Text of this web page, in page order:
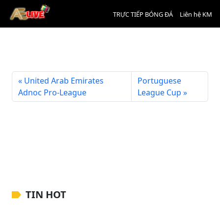
TRỰC TIẾP BÓNG ĐÁ Liên hệ KM
AFC U23 Asian Cup
United Arab Emirates
Adnoc Pro-League
Portuguese
League Cup
TIN HOT